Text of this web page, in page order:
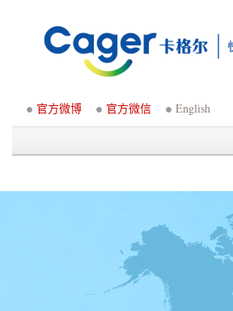
官方微博 官方微信 English